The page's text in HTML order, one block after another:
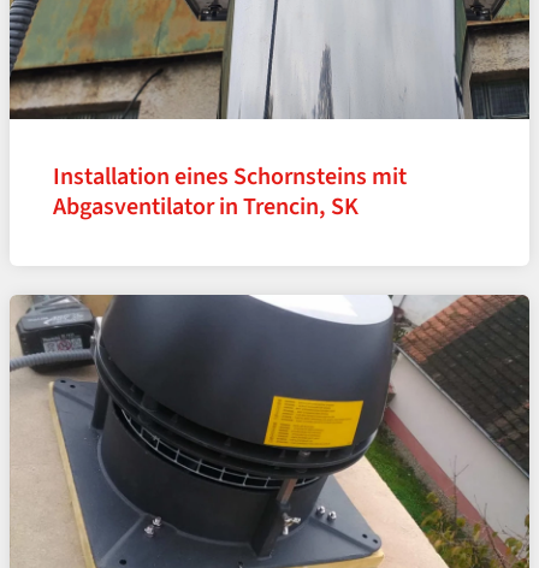
Installation eines Schornsteins mit
Abgasventilator in Trencin, SK